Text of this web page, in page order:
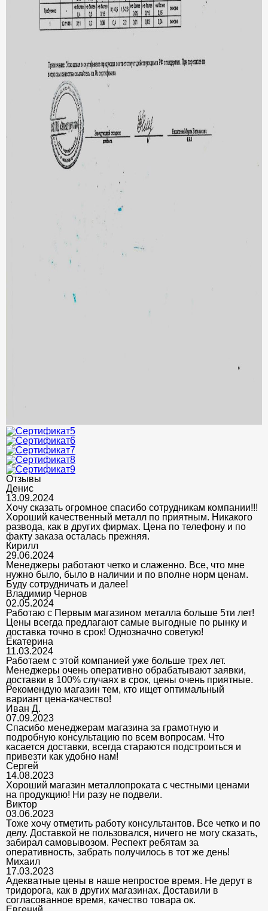
Отзывы
Денис
13.09.2024
Хочу сказать огромное спасибо сотрудникам компании!!!
Хороший качественный металл по приятным. Никакого
развода, как в других фирмах. Цена по телефону и по
факту заказа осталась прежняя.
Кирилл
29.06.2024
Менеджеры работают четко и слаженно. Все, что мне
нужно было, было в наличии и по вполне норм ценам.
Буду сотрудничать и далее!
Владимир Чернов
02.05.2024
Работаю с Первым магазином металла больше 5ти лет!
Цены всегда предлагают самые выгодные по рынку и
доставка точно в срок! Однозначно советую!
Екатерина
11.03.2024
Работаем с этой компанией уже больше трех лет.
Менеджеры очень оперативно обрабатывают заявки,
доставки в 100% случаях в срок, цены очень приятные.
Рекомендую магазин тем, кто ищет оптимальный
вариант цена-качество!
Иван Д.
07.09.2023
Спасибо менеджерам магазина за грамотную и
подробную консультацию по всем вопросам. Что
касается доставки, всегда стараются подстроиться и
привезти как удобно нам!
Сергей
14.08.2023
Хороший магазин металлопроката с честными ценами
на продукцию! Ни разу не подвели.
Виктор
03.06.2023
Тоже хочу отметить работу консультантов. Все четко и по
делу. Доставкой не пользовался, ничего не могу сказать,
забирал самовывозом. Респект ребятам за
оперативность, забрать получилось в тот же день!
Михаил
17.03.2023
Адекватные цены в наше непростое время. Не дерут в
тридорога, как в других магазинах. Доставили в
согласованное время, качество товара ок.